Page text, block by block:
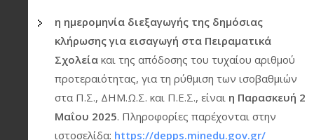
η ημερομηνία διεξαγωγής της δημόσιας
κλήρωσης για εισαγωγή στα Πειραματικά
Σχολεία και της απόδοσης του τυχαίου αριθμού
προτεραιότητας, για τη ρύθμιση των ισοβαθμιών
στα Π.Σ., ΔΗΜ.Ω.Σ. και Π.Ε.Σ., είναι η Παρασκευή 2
Μαΐου 2025. Πληροφορίες παρέχονται στην
ιστοσελίδα: https://depps.minedu.gov.gr/